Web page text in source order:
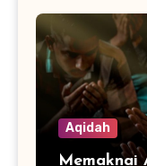
Aqidah
Memaknai